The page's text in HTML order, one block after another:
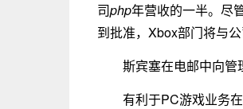
司php年营收的一半。尽
到批准，Xbox部门将与
斯宾塞在电邮中向管
有利于PC游戏业务